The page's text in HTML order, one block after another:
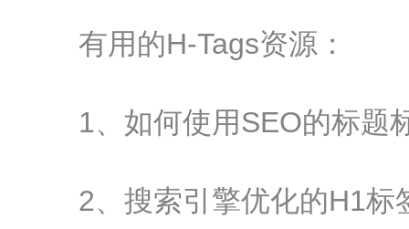
有用的H-Tags资源：
1、如何使用SEO的标题
2、搜索引擎优化的H1标